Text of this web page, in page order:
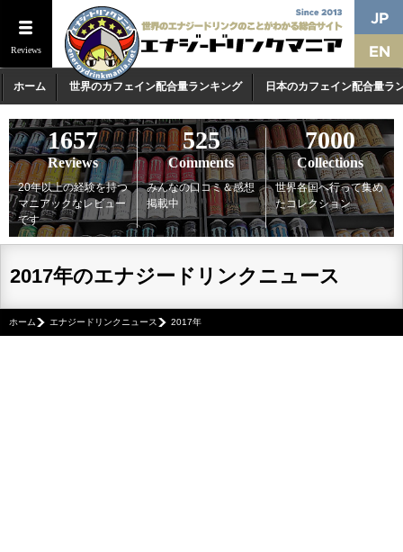
Reviews
ホーム 世界のカフェイン配合量ランキング 日本のカフェイン配合量ラ
1657
Reviews
20年以上の経験を持つ
マニアックなレビュー
です
525
Comments
みんなの口コミ＆感想
掲載中
7000
Collections
世界各国へ行って集め
たコレクション
2017年のエナジードリンクニュース
ホーム エナジードリンクニュース 2017年